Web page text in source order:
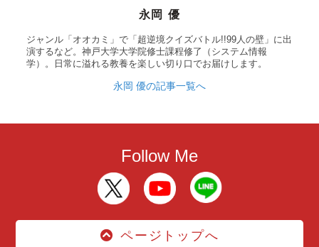
永岡 優
ジャンル「オオカミ」で「超逆境クイズバトル!!99人の壁」に出
演するなど。神戸大学大学院修士課程修了（システム情報
学）。日常に溢れる教養を楽しい切り口でお届けします。
永岡 優の記事一覧へ
Follow Me
ページトップへ